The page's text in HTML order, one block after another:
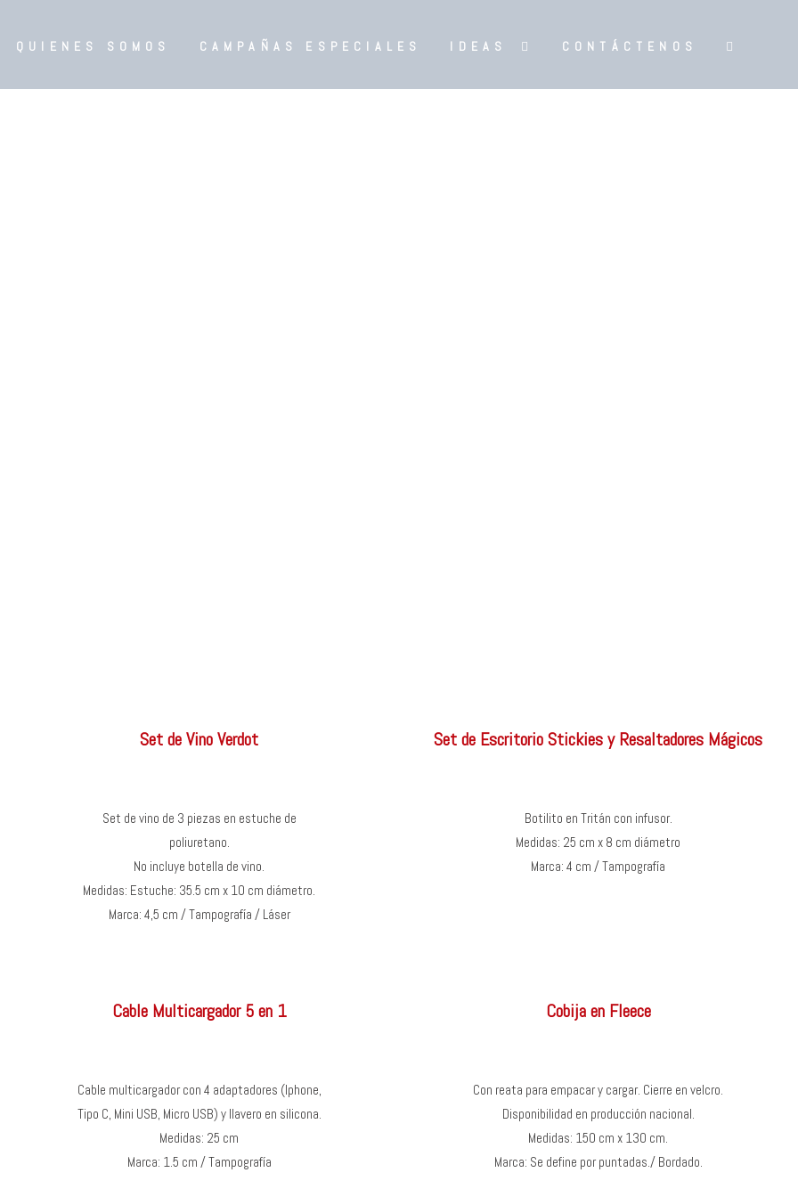
QUIENES SOMOS CAMPAÑAS ESPECIALES IDEAS CONTÁCTENOS
Set de Vino Verdot
Set de vino de 3 piezas en estuche de
poliuretano.
No incluye botella de vino.
Medidas: Estuche: 35.5 cm x 10 cm diámetro.
Marca: 4,5 cm / Tampografía / Láser
Set de Escritorio Stickies y Resaltadores Mágicos
Botilito en Tritán con infusor.
Medidas: 25 cm x 8 cm diámetro
Marca: 4 cm / Tampografía
Cable Multicargador 5 en 1
Cable multicargador con 4 adaptadores (Iphone,
Tipo C, Mini USB, Micro USB) y llavero en silicona.
Medidas: 25 cm
Marca: 1.5 cm / Tampografía
Cobija en Fleece
Con reata para empacar y cargar. Cierre en velcro.
Disponibilidad en producción nacional.
Medidas: 150 cm x 130 cm.
Marca: Se define por puntadas./ Bordado.